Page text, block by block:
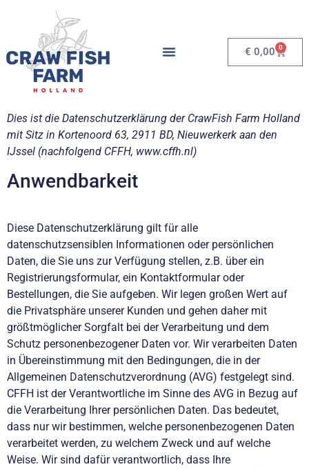
€ 0,00 0
Dies ist die Datenschutzerklärung der CrawFish Farm Holland
mit Sitz in Kortenoord 63, 2911 BD, Nieuwerkerk aan den
IJssel (nachfolgend CFFH, www.cffh.nl)
Anwendbarkeit
Diese Datenschutzerklärung gilt für alle
datenschutzsensiblen Informationen oder persönlichen
Daten, die Sie uns zur Verfügung stellen, z.B. über ein
Registrierungsformular, ein Kontaktformular oder
Bestellungen, die Sie aufgeben. Wir legen großen Wert auf
die Privatsphäre unserer Kunden und gehen daher mit
größtmöglicher Sorgfalt bei der Verarbeitung und dem
Schutz personenbezogener Daten vor. Wir verarbeiten Daten
in Übereinstimmung mit den Bedingungen, die in der
Allgemeinen Datenschutzverordnung (AVG) festgelegt sind.
CFFH ist der Verantwortliche im Sinne des AVG in Bezug auf
die Verarbeitung Ihrer persönlichen Daten. Das bedeutet,
dass nur wir bestimmen, welche personenbezogenen Daten
verarbeitet werden, zu welchem Zweck und auf welche
Weise. Wir sind dafür verantwortlich, dass Ihre